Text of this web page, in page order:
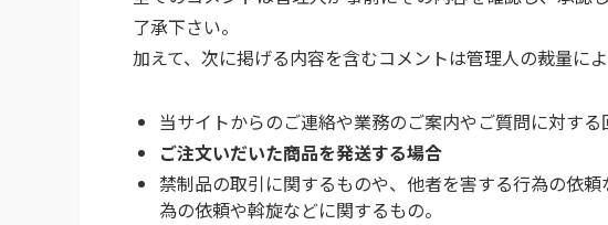
了承下さい。
加えて、次に掲げる内容を含むコメントは管理人の裁量に
当サイトからのご連絡や業務のご案内やご質問に対する
ご注文いだいた商品を発送する場合
禁制品の取引に関するものや、他者を害する行為の依
為の依頼や斡旋などに関するもの。